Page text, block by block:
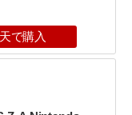
で購入